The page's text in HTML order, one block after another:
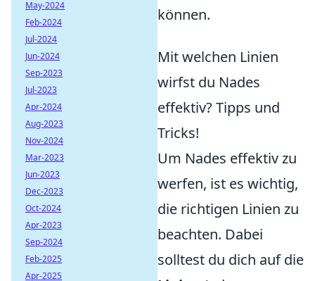
können.
Mit welchen Linien
wirfst du Nades
effektiv? Tipps und
Tricks!
Um Nades effektiv zu
werfen, ist es wichtig,
die richtigen Linien zu
beachten. Dabei
solltest du dich auf die
May-2024
Feb-2024
Jul-2024
Jun-2024
Sep-2023
Jul-2023
Apr-2024
Aug-2023
Nov-2024
Mar-2023
Jun-2023
Dec-2023
Oct-2024
Apr-2023
Sep-2024
Feb-2025
Apr-2025